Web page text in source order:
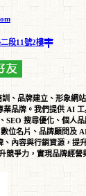
段11號2樓
、品牌建立、形象網
業品牌。我們提供 AI
SEO 搜尋優化、個人
位名片、品牌顧問及
內容與行銷資源，提
競爭力，實現品牌經營